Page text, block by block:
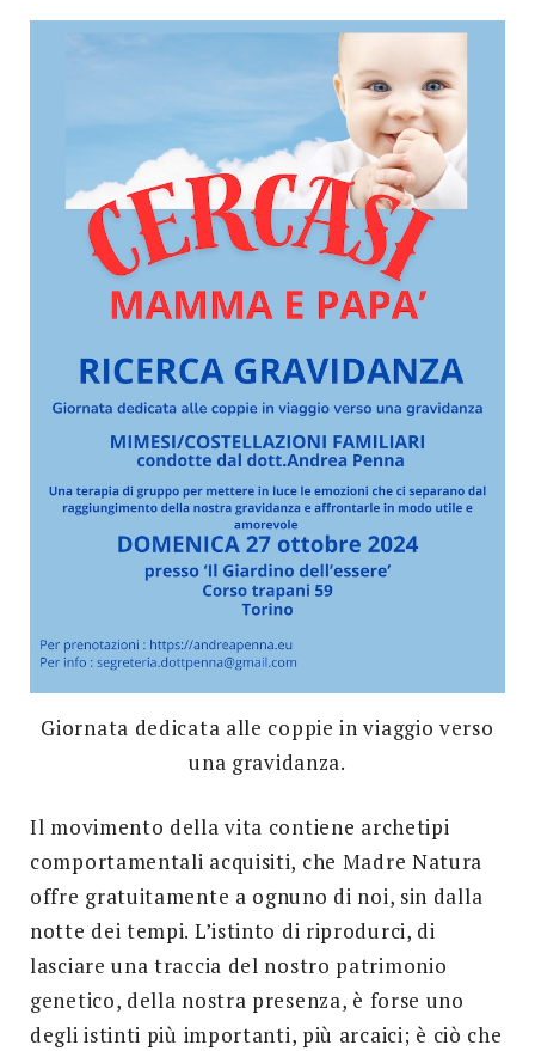
Giornata dedicata alle coppie in viaggio verso
una gravidanza.
Il movimento della vita contiene archetipi
comportamentali acquisiti, che Madre Natura
offre gratuitamente a ognuno di noi, sin dalla
notte dei tempi. L’istinto di riprodurci, di
lasciare una traccia del nostro patrimonio
genetico, della nostra presenza, è forse uno
degli istinti più importanti, più arcaici; è ciò che